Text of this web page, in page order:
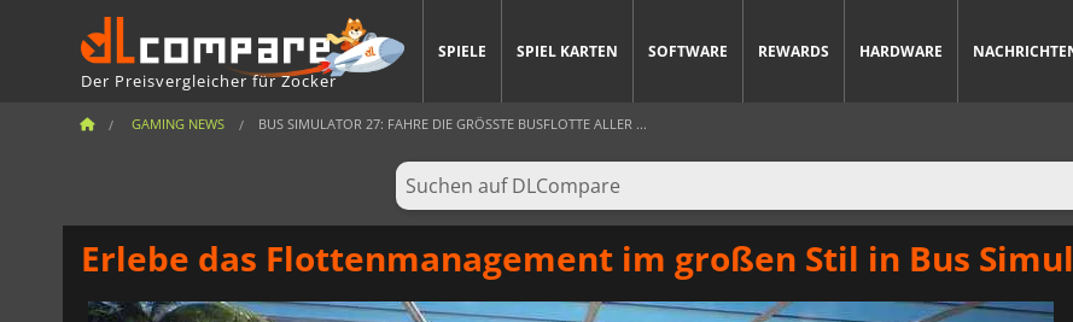
Der Preisvergleicher für Zocker
SPIELE SPIEL KARTEN SOFTWARE REWARDS HARDWARE
GAMING NEWS BUS SIMULATOR 27: FAHRE DIE GRÖSSTE BUSFLOTTE ALLER ...
Erlebe das Flottenmanagement im großen Stil in Bus